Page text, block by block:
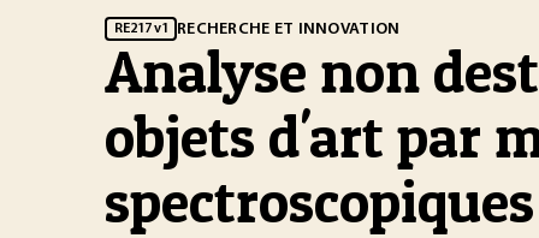
RE217 v1 RECHERCHE ET INNOVATION
Analyse non
objets d'art par